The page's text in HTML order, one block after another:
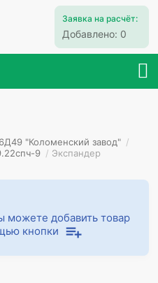
Заявка на расчёт:
Добавлено: 0
"Коломенский завод" /
9 / Экспандер
можете добавить товар
кнопки